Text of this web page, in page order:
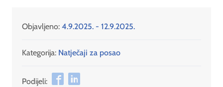
Objavljeno: 4.9.2025. - 12.9.2025.
Kategorija: Natječaji za posao
Podijeli: